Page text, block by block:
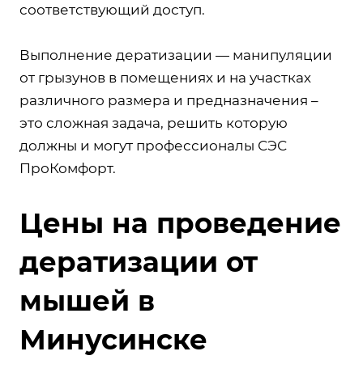
соответствующий доступ.
Выполнение дератизации — манипуляции
от грызунов в помещениях и на участках
различного размера и предназначения –
это сложная задача, решить которую
должны и могут профессионалы СЭС
ПроКомфорт.
Цены на проведение
дератизации от
мышей в
Минусинске